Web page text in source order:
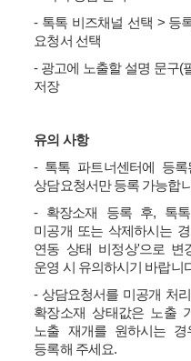
- 톡톡 비즈채널 선택 > 등
요청서 선택
- 광고에 노출할 설명 문구(
저장
유의 사항
- 톡톡 파트너센터에 등
상담요청서만 등록 가능합
- 확장소재 등록 후, 톡
미공개 또는 삭제하시는
연동 상태 비정상'으로 변
운영 시 유의하시기 바랍니
- 상담요청서를 미공개 처
확장소재 상태값은 노출
노출 재개를 원하시는
등록해 주세요.